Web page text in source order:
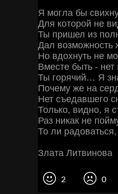
Я могла бы
Для которой не
Ты пришел из
Дал возможность
Но вдохнуть не
Вместе быть -
Ты горячий… Я
Почему же на
Нет съедавшего
Только, видно, я
Раз никак не
То ли
Злата Литвинова
2 0